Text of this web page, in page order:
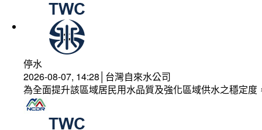
停水
2026-08-07, 14:28│台灣自來水公司
為全面提升該區域居民用水品質及強化區域供水之穩定